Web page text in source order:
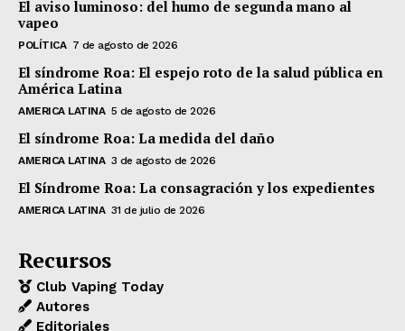
El aviso luminoso: del humo de segunda mano al
vapeo
POLÍTICA 7 de agosto de 2026
El síndrome Roa: El espejo roto de la salud pública en
América Latina
AMERICA LATINA 5 de agosto de 2026
El síndrome Roa: La medida del daño
AMERICA LATINA 3 de agosto de 2026
El Síndrome Roa: La consagración y los expedientes
AMERICA LATINA 31 de julio de 2026
Recursos
Club Vaping Today
Autores
Editoriales